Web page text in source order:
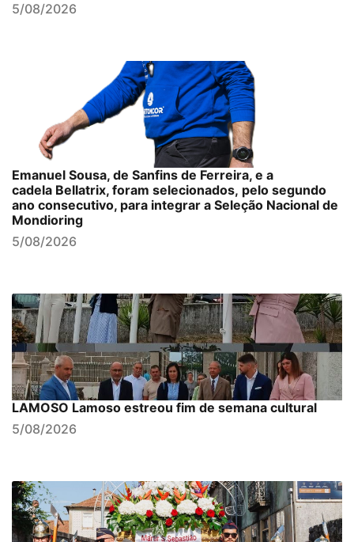
5/08/2026
Emanuel Sousa, de Sanfins de Ferreira, e a
cadela Bellatrix, foram selecionados, pelo segundo
ano consecutivo, para integrar a Seleção Nacional de
Mondioring
5/08/2026
LAMOSO Lamoso estreou fim de semana cultural
5/08/2026